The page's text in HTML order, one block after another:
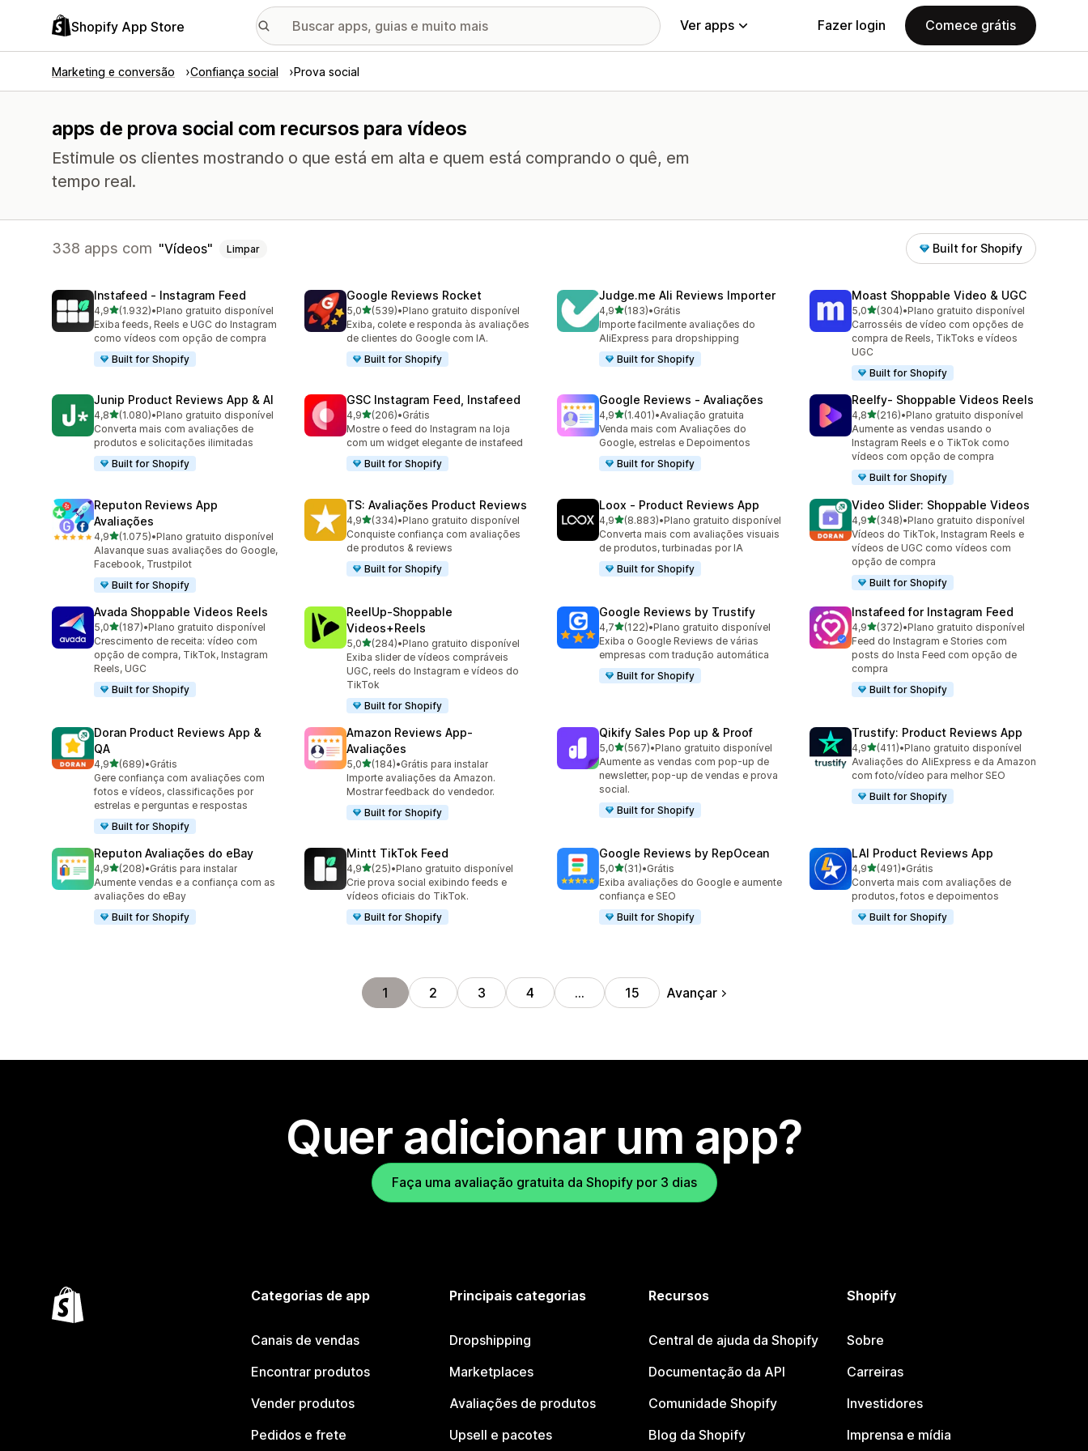
Shopify App Store Ver apps Fazer login Comece grátis
Marketing e conversão Confiança social Prova social
apps de prova social com recursos para vídeos
Estimule os clientes mostrando o que está em alta e quem está comprando o quê, em
tempo real.
338 apps com Vídeos Limpar Built for Shopify
Instafeed ‑ Instagram Feed
4,9de 5 estrelas
(1.932)
1932 avaliações ao todo
•Plano gratuito disponível
Exiba feeds, Reels e UGC do Instagram
como vídeos com opção de compra
Built for Shopify
Google Reviews Rocket
5,0de 5 estrelas
(539)
539 avaliações ao todo
•Plano gratuito disponível
Exiba, colete e responda às avaliações
de clientes do Google com IA.
Built for Shopify
Judge.me Ali Reviews Importer
4,9de 5 estrelas
(183)
183 avaliações ao todo
•Grátis
Importe facilmente avaliações do
AliExpress para dropshipping
Built for Shopify
Moast Shoppable Video & UGC
5,0de 5 estrelas
(304)
304 avaliações ao todo
•Plano gratuito disponível
Carrosséis de vídeo com opções de
compra de Reels, TikToks e vídeos
UGC
Built for Shopify
Junip Product Reviews App & AI
4,8de 5 estrelas
(1.080)
1080 avaliações ao todo
•Plano gratuito disponível
Converta mais com avaliações de
produtos e solicitações ilimitadas
Built for Shopify
GSC Instagram Feed, Instafeed
4,9de 5 estrelas
(206)
206 avaliações ao todo
•Grátis
Mostre o feed do Instagram na loja
com um widget elegante de instafeed
Built for Shopify
Google Reviews ‑ Avaliações
4,9de 5 estrelas
(1.401)
1401 avaliações ao todo
•Avaliação gratuita
Venda mais com Avaliações do
Google, estrelas e Depoimentos
Built for Shopify
Reelfy‑ Shoppable Videos Reels
4,8de 5 estrelas
(216)
216 avaliações ao todo
•Plano gratuito disponível
Aumente as vendas usando o
Instagram Reels e o TikTok como
vídeos com opção de compra
Built for Shopify
Reputon Reviews App
Avaliações
4,9de 5 estrelas
(1.075)
1075 avaliações ao todo
•Plano gratuito disponível
Alavanque suas avaliações do Google,
Facebook, Trustpilot
Built for Shopify
TS: Avaliações Product Reviews
4,9de 5 estrelas
(334)
334 avaliações ao todo
•Plano gratuito disponível
Conquiste confiança com avaliações
de produtos & reviews
Built for Shopify
Loox ‑ Product Reviews App
4,9de 5 estrelas
(8.883)
8883 avaliações ao todo
•Plano gratuito disponível
Converta mais com avaliações visuais
de produtos, turbinadas por IA
Built for Shopify
Video Slider: Shoppable Videos
4,9de 5 estrelas
(348)
348 avaliações ao todo
•Plano gratuito disponível
Vídeos do TikTok, Instagram Reels e
vídeos de UGC como vídeos com
opção de compra
Built for Shopify
Avada Shoppable Videos Reels
5,0de 5 estrelas
(187)
187 avaliações ao todo
•Plano gratuito disponível
Crescimento de receita: vídeo com
opção de compra, TikTok, Instagram
Reels, UGC
Built for Shopify
ReelUp‑Shoppable
Videos+Reels
5,0de 5 estrelas
(284)
284 avaliações ao todo
•Plano gratuito disponível
Exiba slider de vídeos compráveis
UGC, reels do Instagram e vídeos do
TikTok
Built for Shopify
Google Reviews by Trustify
4,7de 5 estrelas
(122)
122 avaliações ao todo
•Plano gratuito disponível
Exiba o Google Reviews de várias
empresas com tradução automática
Built for Shopify
Instafeed for Instagram Feed
4,9de 5 estrelas
(372)
372 avaliações ao todo
•Plano gratuito disponível
Feed do Instagram e Stories com
posts do Insta Feed com opção de
compra
Built for Shopify
Doran Product Reviews App &
QA
4,9de 5 estrelas
(689)
689 avaliações ao todo
•Grátis
Gere confiança com avaliações com
fotos e vídeos, classificações por
estrelas e perguntas e respostas
Built for Shopify
Amazon Reviews App‑
Avaliações
5,0de 5 estrelas
(184)
184 avaliações ao todo
•Grátis para instalar
Importe avaliações da Amazon.
Mostrar feedback do vendedor.
Built for Shopify
Qikify Sales Pop up & Proof
5,0de 5 estrelas
(567)
567 avaliações ao todo
•Plano gratuito disponível
Aumente as vendas com pop-up de
newsletter, pop-up de vendas e prova
social.
Built for Shopify
Trustify: Product Reviews App
4,9de 5 estrelas
(411)
411 avaliações ao todo
•Plano gratuito disponível
Avaliações do AliExpress e da Amazon
com foto/vídeo para melhor SEO
Built for Shopify
Reputon Avaliações do eBay
4,9de 5 estrelas
(208)
208 avaliações ao todo
•Grátis para instalar
Aumente vendas e a confiança com as
avaliações do eBay
Built for Shopify
Mintt TikTok Feed
4,9de 5 estrelas
(25)
25 avaliações ao todo
•Plano gratuito disponível
Crie prova social exibindo feeds e
vídeos oficiais do TikTok.
Built for Shopify
Google Reviews by RepOcean
5,0de 5 estrelas
(31)
31 avaliações ao todo
•Grátis
Exiba avaliações do Google e aumente
confiança e SEO
Built for Shopify
LAI Product Reviews App
4,9de 5 estrelas
(491)
491 avaliações ao todo
•Grátis
Converta mais com avaliações de
produtos, fotos e depoimentos
Built for Shopify
1 2 3 4 … 15 Avançar
Quer adicionar um app?
Faça uma avaliação gratuita da Shopify por 3 dias
Categorias de app
Canais de vendas
Encontrar produtos
Vender produtos
Pedidos e frete
Principais categorias
Dropshipping
Marketplaces
Avaliações de produtos
Upsell e pacotes
Recursos
Central de ajuda da Shopify
Documentação da API
Comunidade Shopify
Blog da Shopify
Shopify
Sobre
Carreiras
Investidores
Imprensa e mídia